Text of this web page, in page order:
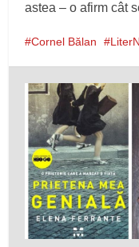
astea – o afirm cât
Cornel Bălan